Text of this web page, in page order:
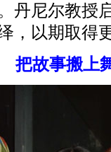
丹尼尔教授
，以期取得
把故事搬上